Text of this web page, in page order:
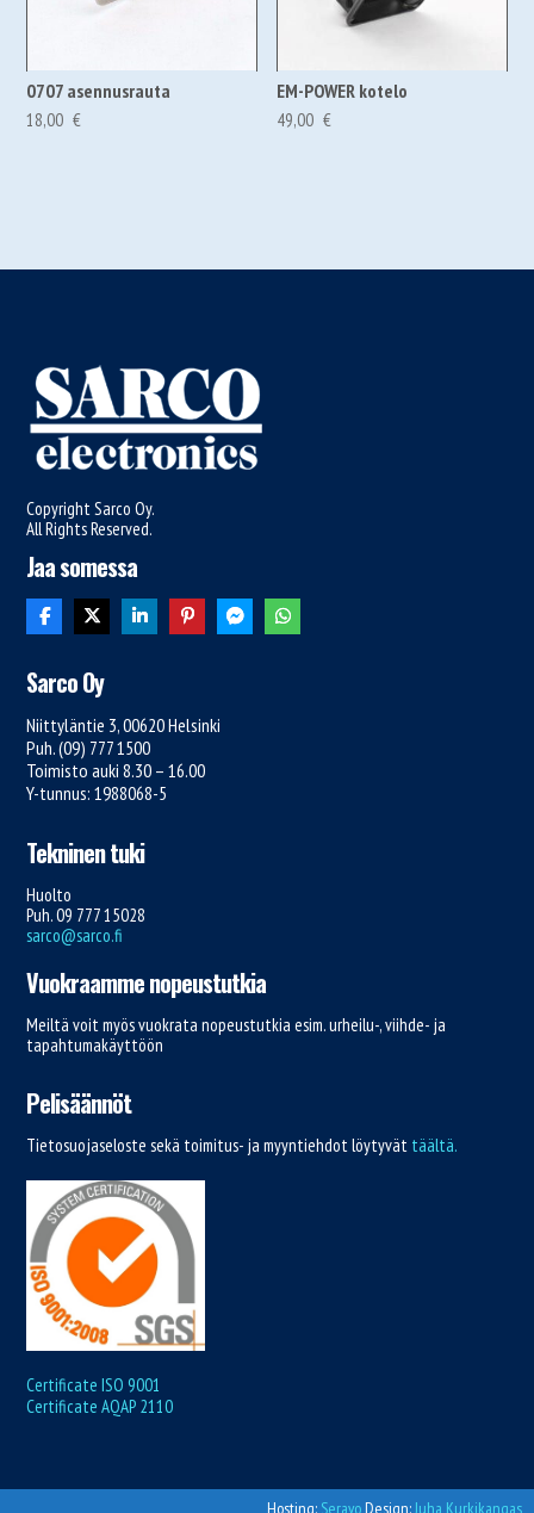
0707 asennusrauta
18,00 €
EM-POWER kotelo
49,00 €
Copyright Sarco Oy.
All Rights Reserved.
Jaa somessa
Sarco Oy
Niittyläntie 3, 00620 Helsinki
Puh. (09) 777 1500
Toimisto auki 8.30 – 16.00
Y-tunnus: 1988068-5
Tekninen tuki
Huolto
Puh. 09 777 15028
sarco@sarco.fi
Vuokraamme nopeustutkia
Meiltä voit myös vuokrata nopeustutkia esim. urheilu-, viihde- ja
tapahtumakäyttöön
Pelisäännöt
Tietosuojaseloste sekä toimitus- ja myyntiehdot löytyvät täältä.
Certificate ISO 9001
Certificate AQAP 2110
Hosting: SeravoDesign: Juha Kurkikangas